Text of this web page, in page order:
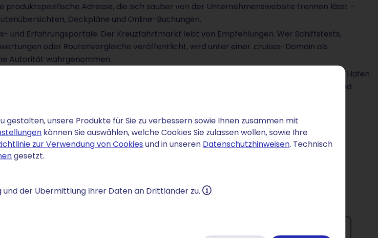
gestalten, unsere Produkte für Sie zu verbessern sowie Ihnen zusammen mit
können Sie auswählen, welche Cookies Sie zulassen wollen, sowie Ihre
zur Verwendung von Cookies und in unseren Datenschutzhinweisen. Technisch
gesetzt.
und der Übermittlung Ihrer Daten an Drittländer zu.
produktspezifische Adresse, die sich sauber von der Unternehmenswebsite trennen lässt –
Deckpläne und Online-Buchungen.
und Erfahrungsportale: Der Kreuzfahrtmarkt lebt von Empfehlungen. Wer Schiffstests,
oder Routenvergleiche veröffentlicht, wird unter einer .cruises-Domain als
Autorität wahrgenommen.
und Content-Erstellende: Ob Vlogs von Bordleben, Foto-Reportagen aus exotischen Häfen
für die erste Kreuzfahrt – die .cruises-Domain rahmt solche Inhalte thematisch ein und
Auftritt
Technikwissen voraus – Sie dürfen
steuern Sie DNS-Einstellungen,